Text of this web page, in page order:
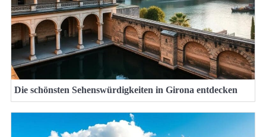
Die schönsten Sehenswürdigkeiten in Girona entdecken